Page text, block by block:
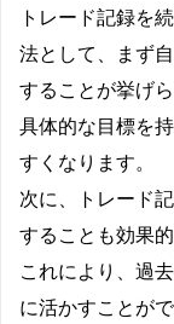
トレード記録を
法として、まず
することが挙げら
具体的な目標を
すくなります。
次に、トレード
することも効果的
これにより、過
に活かすことがで